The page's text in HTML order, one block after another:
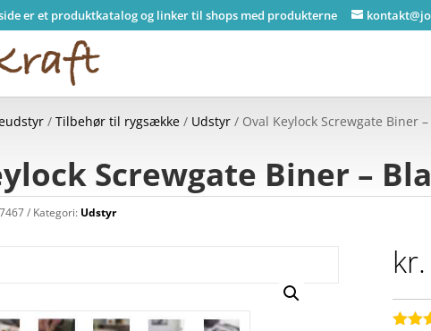
side er et produktkatalog og linker til shops med produkterne
/Tilbehør til rygsække / Udstyr / Oval Keylock Screwgate Biner
Screwgate Biner –
Kategori: Udstyr
kr.